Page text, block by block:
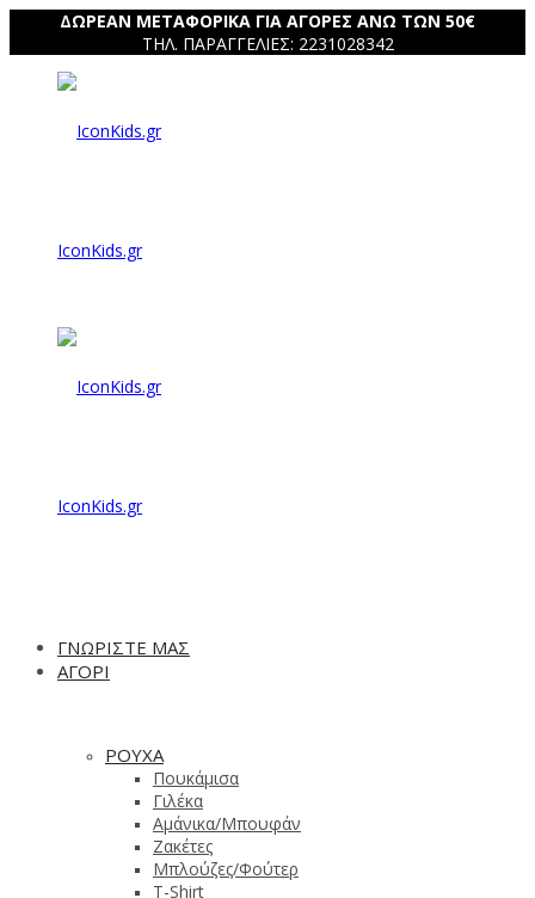
ΔΩΡΕΑΝ ΜΕΤΑΦΟΡΙΚΑ ΓΙΑ ΑΓΟΡΕΣ ΑΝΩ ΤΩΝ 50€
ΤΗΛ. ΠΑΡΑΓΓΕΛΙΕΣ: 2231028342
IconKids.gr
IconKids.gr
ΓΝΩΡΙΣΤΕ ΜΑΣ
ΑΓΟΡΙ
ΡΟΥΧΑ
Πουκάμισα
Γιλέκα
Αμάνικα/Μπουφάν
Ζακέτες
Μπλούζες/Φούτερ
T-Shirt